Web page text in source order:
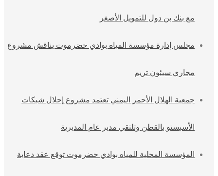
مع بنك بن دول للتمويل الأصغر
مجلس إدارة مؤسسة المياه بوادي حضرموت يناقش مشروع
مجاري سيئون تريم
جمعية الهلال الأحمر اليمني تعتمد مشروع إحلال شبكات
الأسبستو بالقطن وتلتقي مدير عام المديرية
المؤسسة المحلية للمياه بوادي حضرموت توقع عقد دعاية